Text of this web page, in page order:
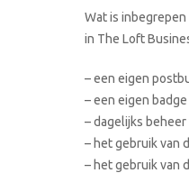
Wat is
in The Loft
– een eigen
– een eigen
– dagelijks
– het gebruik van
– het gebruik van